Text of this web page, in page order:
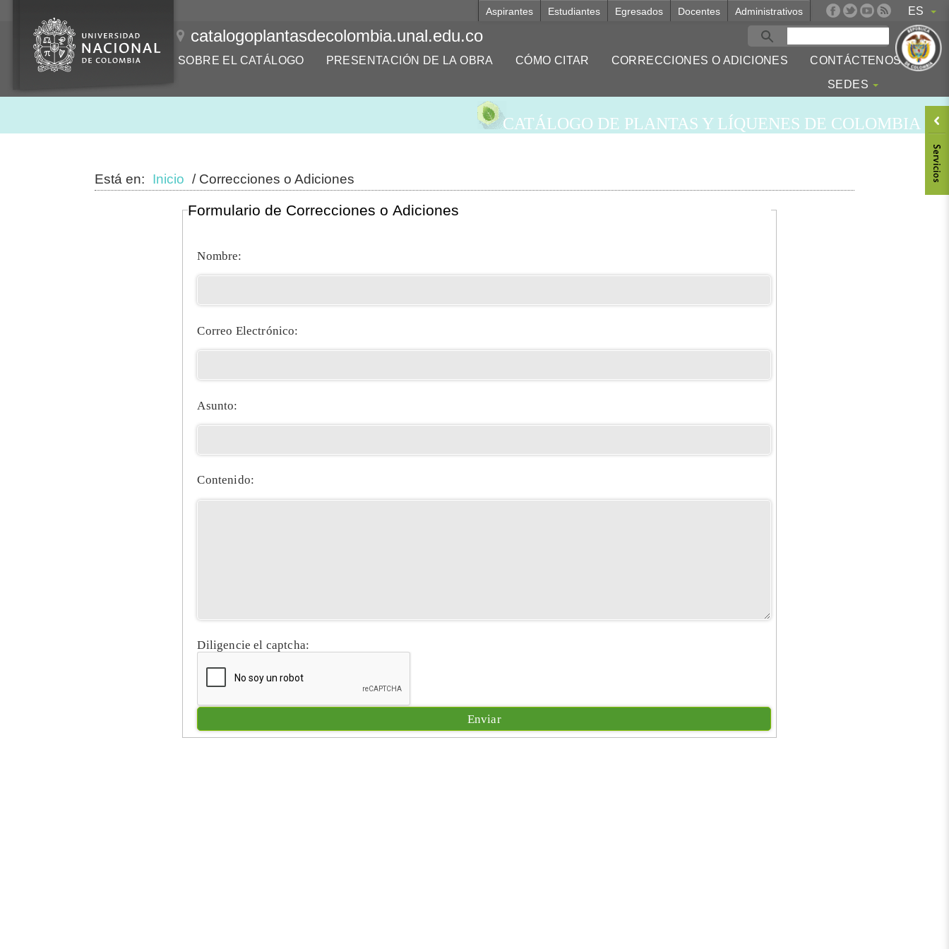
ES
Aspirantes Estudiantes Egresados Docentes Administrativos
catalogoplantasdecolombia.unal.edu.co
SOBRE EL CATÁLOGO PRESENTACIÓN DE LA OBRA CÓMO CITAR CORRECCIONES O ADICIONES
CONTÁCTENOS
SEDES
CATÁLOGO DE PLANTAS Y LÍQUENES DE COLOMBIA
Está en: Inicio / Correcciones o Adiciones
Formulario de Correcciones o Adiciones
Nombre:
Correo Electrónico:
Asunto:
Contenido:
Diligencie el captcha: